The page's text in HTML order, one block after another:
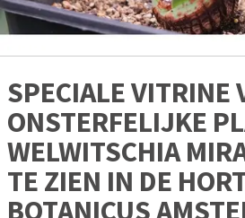
SPECIALE VITRINE
ONSTERFELIJKE
WELWITSCHIA
TE ZIEN IN DE